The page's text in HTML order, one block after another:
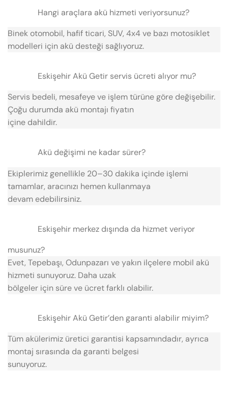
Hangi araçlara akü hizmeti veriyorsunuz?
Binek otomobil, hafif ticari, SUV, 4x4 ve bazı motosiklet
modelleri için akü desteği sağlıyoruz.
Eskişehir Akü Getir servis ücreti alıyor mu?
Servis bedeli, mesafeye ve işlem türüne göre değişebilir.
Çoğu durumda akü montajı fiyatın
içine dahildir.
Akü değişimi ne kadar sürer?
Ekiplerimiz genellikle 20–30 dakika içinde işlemi
tamamlar, aracınızı hemen kullanmaya
devam edebilirsiniz.
Eskişehir merkez dışında da hizmet veriyor
musunuz?
Evet, Tepebaşı, Odunpazarı ve yakın ilçelere mobil akü
hizmeti sunuyoruz. Daha uzak
bölgeler için süre ve ücret farklı olabilir.
Eskişehir Akü Getir’den garanti alabilir miyim?
Tüm akülerimiz üretici garantisi kapsamındadır, ayrıca
montaj sırasında da garanti belgesi
sunuyoruz.